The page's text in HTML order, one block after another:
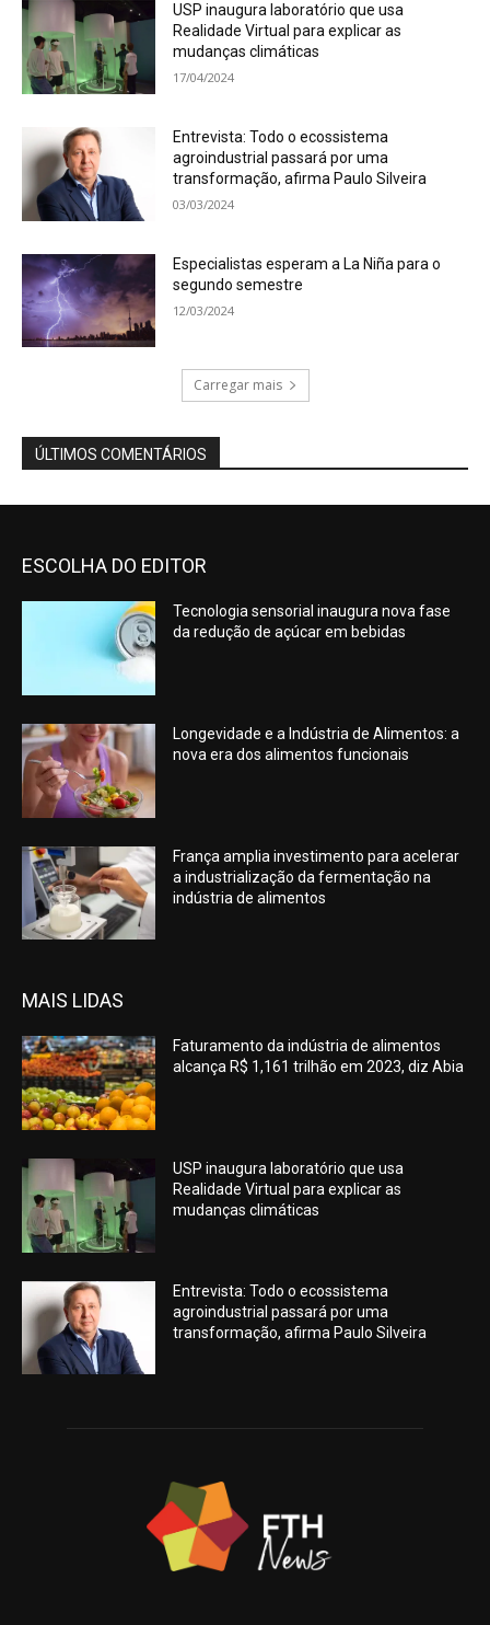
USP inaugura laboratório que usa
Realidade Virtual para explicar as
mudanças climáticas
17/04/2024
Entrevista: Todo o ecossistema
agroindustrial passará por uma
transformação, afirma Paulo Silveira
03/03/2024
Especialistas esperam a La Niña para o
segundo semestre
12/03/2024
Carregar mais
ÚLTIMOS COMENTÁRIOS
ESCOLHA DO EDITOR
Tecnologia sensorial inaugura nova fase
da redução de açúcar em bebidas
Longevidade e a Indústria de Alimentos: a
nova era dos alimentos funcionais
França amplia investimento para acelerar
a industrialização da fermentação na
indústria de alimentos
MAIS LIDAS
Faturamento da indústria de alimentos
alcança R$ 1,161 trilhão em 2023, diz Abia
USP inaugura laboratório que usa
Realidade Virtual para explicar as
mudanças climáticas
Entrevista: Todo o ecossistema
agroindustrial passará por uma
transformação, afirma Paulo Silveira